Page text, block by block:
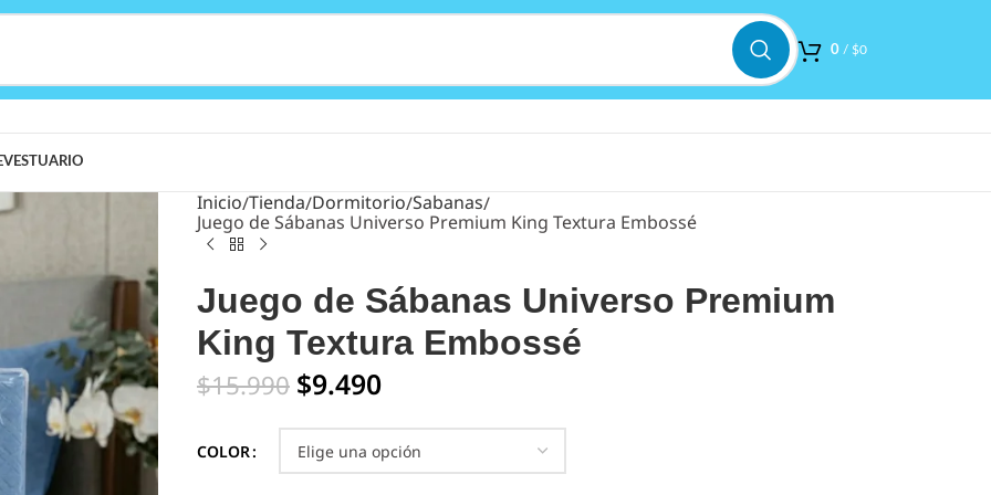
0 / $0
VESTUARIO
Inicio Tienda Dormitorio Sabanas
Juego de Sábanas Universo Premium King Textura Embossé
Juego de Sábanas Universo Premium
King Textura Embossé
$15.990 $9.490
COLOR